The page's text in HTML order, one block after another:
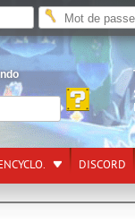
ENCYCLO. DISCORD